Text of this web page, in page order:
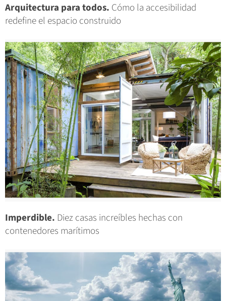
Arquitectura para todos. Cómo la accesibilidad
redefine el espacio construido
Imperdible. Diez casas increíbles hechas con
contenedores marítimos